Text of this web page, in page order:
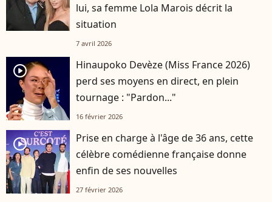
lui, sa femme Lola Marois décrit la
situation
7 avril 2026
player2
Hinaupoko Devèze (Miss France 2026)
perd ses moyens en direct, en plein
tournage : "Pardon..."
16 février 2026
player2
Prise en charge à l'âge de 36 ans, cette
célèbre comédienne française donne
enfin de ses nouvelles
27 février 2026